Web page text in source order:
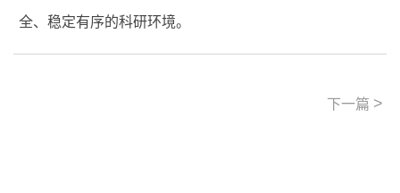
全、稳定有序的科研环境。
下一篇 >